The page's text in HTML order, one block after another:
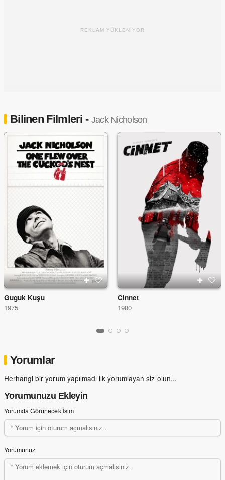
REKLAM YÜKLENİYOR
Bilinen Filmleri - Jack Nicholson
Guguk Kuşu
1975
Cinnet
1980
Yorumlar
Herhangi bir yorum yapılmadı ilk yorumlayan siz olun...
Yorumunuzu Ekleyin
Yorumda Görünecek İsim
Yorumunuz